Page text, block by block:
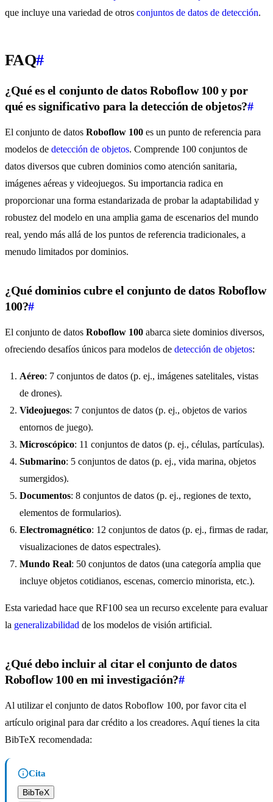
que incluye una variedad de otros conjuntos de datos de detección.
FAQ#
¿Qué es el conjunto de datos Roboflow 100 y por
qué es significativo para la detección de objetos?#
El conjunto de datos Roboflow 100 es un punto de referencia para
modelos de detección de objetos. Comprende 100 conjuntos de
datos diversos que cubren dominios como atención sanitaria,
imágenes aéreas y videojuegos. Su importancia radica en
proporcionar una forma estandarizada de probar la adaptabilidad y
robustez del modelo en una amplia gama de escenarios del mundo
real, yendo más allá de los puntos de referencia tradicionales, a
menudo limitados por dominios.
¿Qué dominios cubre el conjunto de datos Roboflow
100?#
El conjunto de datos Roboflow 100 abarca siete dominios diversos,
ofreciendo desafíos únicos para modelos de detección de objetos:
Aéreo: 7 conjuntos de datos (p. ej., imágenes satelitales, vistas
de drones).
Videojuegos: 7 conjuntos de datos (p. ej., objetos de varios
entornos de juego).
Microscópico: 11 conjuntos de datos (p. ej., células, partículas).
Submarino: 5 conjuntos de datos (p. ej., vida marina, objetos
sumergidos).
Documentos: 8 conjuntos de datos (p. ej., regiones de texto,
elementos de formularios).
Electromagnético: 12 conjuntos de datos (p. ej., firmas de radar,
visualizaciones de datos espectrales).
Mundo Real: 50 conjuntos de datos (una categoría amplia que
incluye objetos cotidianos, escenas, comercio minorista, etc.).
Esta variedad hace que RF100 sea un recurso excelente para evaluar
la generalizabilidad de los modelos de visión artificial.
¿Qué debo incluir al citar el conjunto de datos
Roboflow 100 en mi investigación?#
Al utilizar el conjunto de datos Roboflow 100, por favor cita el
artículo original para dar crédito a los creadores. Aquí tienes la cita
BibTeX recomendada:
Cita
BibTeX